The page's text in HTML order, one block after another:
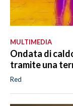
MULTIMEDIA
Ondata di
tramite una
Red